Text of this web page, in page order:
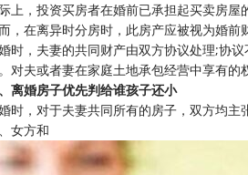
上，投资买房者在婚前已承担起买卖房屋
，在离异时分房时，此房产应被视为婚
时，夫妻的共同财产由双方协议处理;协
对夫或者妻在家庭土地承包经营中享有的
离婚房子优先判给谁孩子还小
时，对于夫妻共同所有的房子，双方均
女方和